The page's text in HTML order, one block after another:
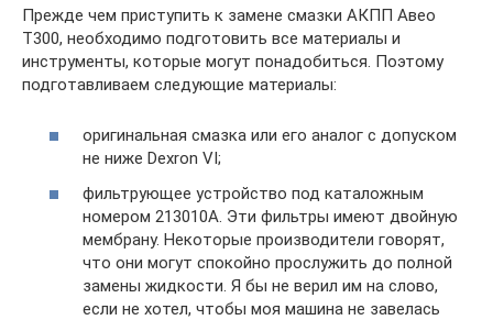
Прежде чем приступить к замене смазки АКПП Авео
Т300, необходимо подготовить все материалы и
инструменты, которые могут понадобиться. Поэтому
подготавливаем следующие материалы:
оригинальная смазка или его аналог с допуском
не ниже Dexron VI;
фильтрующее устройство под каталожным
номером 213010А. Эти фильтры имеют двойную
мембрану. Некоторые производители говорят,
что они могут спокойно прослужить до полной
замены жидкости. Я бы не верил им на слово,
если не хотел, чтобы моя машина не завелась